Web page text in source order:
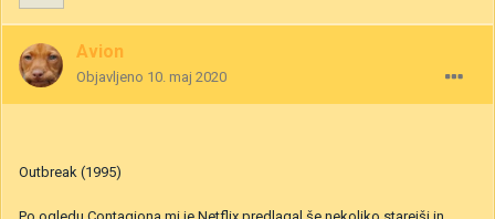
Avion
Objavljeno 10. maj 2020
Outbreak (1995)